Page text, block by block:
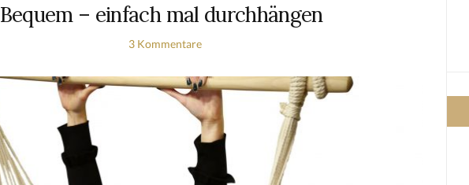
Bequem – einfach mal durchhängen
3 Kommentare